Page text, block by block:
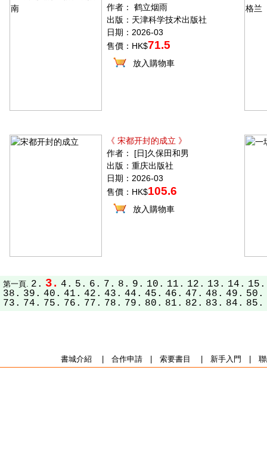
作者： 鹤立烟雨
出版：天津科学技术出版社
日期：2026-03
售價：HK$71.5
放入購物車
《 宋都开封的成立 》
作者： [日]久保田和男
出版：重庆出版社
日期：2026-03
售價：HK$105.6
放入購物車
第一頁. 2. 3. 4. 5. 6. 7. 8. 9. 10. 11. 12. 13. 14. 15.
38. 39. 40. 41. 42. 43. 44. 45. 46. 47. 48. 49. 50.
73. 74. 75. 76. 77. 78. 79. 80. 81. 82. 83. 84. 85.
書城介紹 合作申請| 索要書目 新手入門